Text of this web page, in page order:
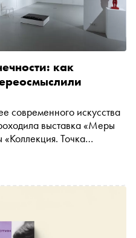
как
современного искусства
выставка «Меры
«Коллекция. Точка
пространство как
о том, какие